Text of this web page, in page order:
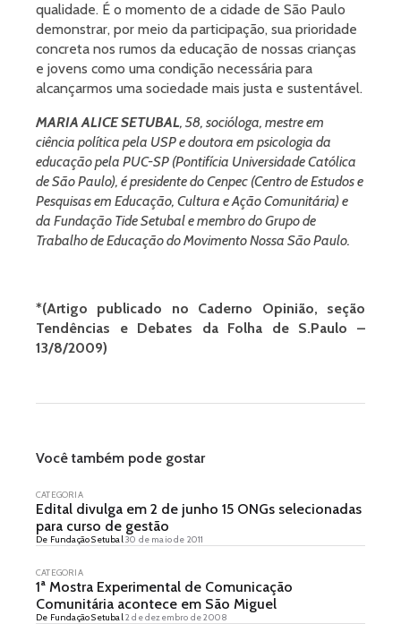
qualidade. É o momento de a cidade de São Paulo
demonstrar, por meio da participação, sua prioridade
concreta nos rumos da educação de nossas crianças
e jovens como uma condição necessária para
alcançarmos uma sociedade mais justa e sustentável.
MARIA ALICE SETUBAL, 58, socióloga, mestre em
ciência política pela USP e doutora em psicologia da
educação pela PUC-SP (Pontifícia Universidade Católica
de São Paulo), é presidente do Cenpec (Centro de Estudos e
Pesquisas em Educação, Cultura e Ação Comunitária) e
da Fundação Tide Setubal e membro do Grupo de
Trabalho de Educação do Movimento Nossa São Paulo.
*(Artigo publicado no Caderno Opinião, seção
Tendências e Debates da Folha de S.Paulo –
13/8/2009)
Você também pode gostar
CATEGORIA
Edital divulga em 2 de junho 15 ONGs selecionadas
para curso de gestão
De Fundação Setubal30 de maio de 2011
CATEGORIA
1ª Mostra Experimental de Comunicação
Comunitária acontece em São Miguel
De Fundação Setubal2 de dezembro de 2008